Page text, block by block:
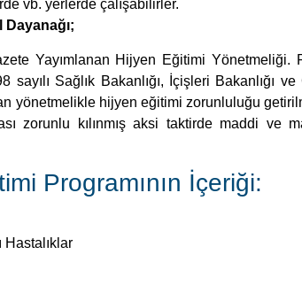
Programının İçeriği:
Hastalıklar